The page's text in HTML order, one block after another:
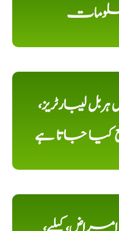
لیبارٹریز،
کیا جاتا ہے